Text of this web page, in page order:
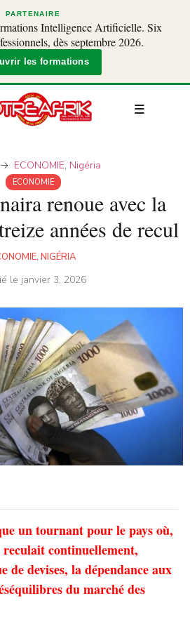
PARTENAIRE
Intelligence Artificielle. Six
dès septembre 2026.
les formations
ECONOMIE, Nigéria
ECONOMIE
renoue avec la
années de recul
, NIGÉRIA
le janvier 3, 2026
un tournant pour le pays où,
continuellement,
de devises, la dépendance aux
du marché des